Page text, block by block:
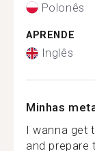
Polonês
APRENDE
Inglês
Minhas
I wanna get
and prepare